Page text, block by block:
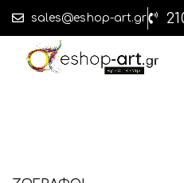
sales@eshop-art.gr